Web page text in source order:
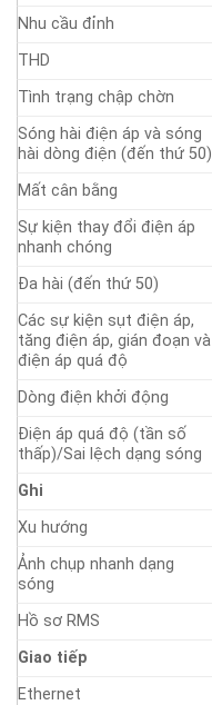
Nhu cầu đỉnh
THD
Tình trạng chập chờn
Sóng hài điện áp và sóng
hài dòng điện (đến thứ 50)
Mất cân bằng
Sự kiện thay đổi điện áp
nhanh chóng
Đa hài (đến thứ 50)
Các sự kiện sụt điện áp,
tăng điện áp, gián đoạn và
điện áp quá độ
Dòng điện khởi động
Điện áp quá độ (tần số
thấp)/Sai lệch dạng sóng
Ghi
Xu hướng
Ảnh chụp nhanh dạng
sóng
Hồ sơ RMS
Giao tiếp
Ethernet